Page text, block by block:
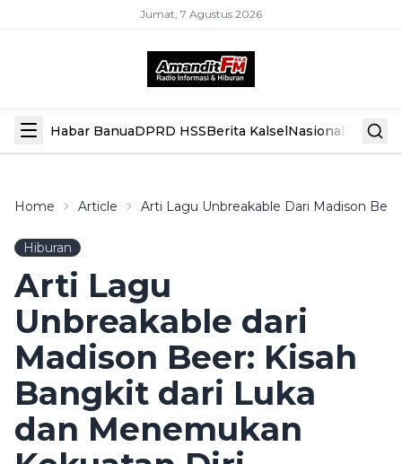
Jumat, 7 Agustus 2026
Habar BanuaDPRD HSSBerita KalselNasional Hiburan
Home Article Arti Lagu Unbreakable Dari Madison
Hiburan
Arti Lagu
Unbreakable dari
Madison Beer: Kisah
Bangkit dari Luka
dan Menemukan